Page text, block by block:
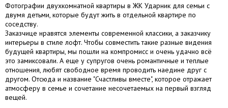
Фотографии двухкомнатной квартиры в ЖК Ударник для семьи с
двумя детьми, которые будут жить в отдельной квартире по
соседству.
Заказчице нравятся элементы современной классики, а заказчику
интерьеры в стиле лофт. Чтобы совместить такие разные видения
будущей квартиры, мы пошли на компромисс и очень удачно всё
это замиксовали. А еще у супругов очень романтичные и теплые
отношения, любят свободное время проводить наедине друг с
другом. Отсюда и название "Счастливы вместе", которое отражает
атмосферу в семье и сочетание несочетаемых на первый взгляд
вещей.